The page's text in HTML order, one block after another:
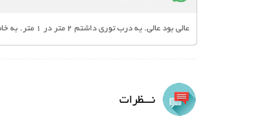
عالی بود عالی. یه درب توری داشتم 2 متر در 1 متر. به خاطر چند تا سوراخ میخواستم امسال عوض کنم که با این محصولتون مشکلم حل شد. یکم دیر رسید فقط دستم
نـــظرات